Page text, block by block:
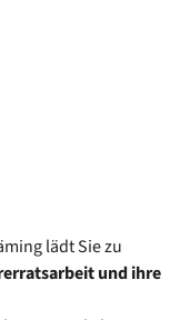
lädt Sie zu
und ihre